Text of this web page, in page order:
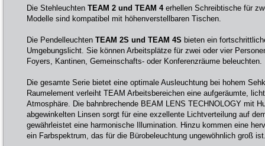
Die Stehleuchten TEAM 2 und TEAM 4erhellen Schreibtische für
Modelle sind kompatibel mit höhenverstellbaren Tischen.
Die Pendelleuchten TEAM 2S und TEAM 4S bieten ein
Umgebungslicht. Sie können Arbeitsplätze für zwei oder vier
Foyers, Kantinen, Gemeinschafts- oder Konferenzräume beleuchten.
Die gesamte Serie bietet eine optimale Ausleuchtung bei hohem
Raumelement verleiht TEAM Arbeitsbereichen eine aufgeräumte,
Atmosphäre. Die bahnbrechende BEAM LENS TECHNOLOGY mit
abgewinkelten Linsen sorgt für eine exzellente Lichtverteilung auf
gewährleistet eine harmonische Illumination. Hinzu kommen eine
ein Farbspektrum, das für die Bürobeleuchtung ungewöhnlich groß